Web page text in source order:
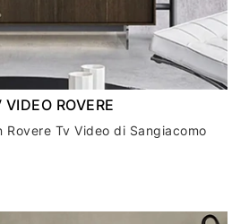
VIDEO ROVERE
Rovere Tv Video di Sangiacomo